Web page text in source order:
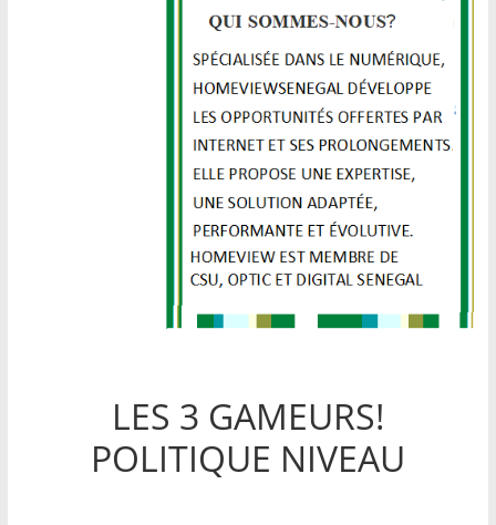
LES 3 GAMEURS!
POLITIQUE NIVEAU